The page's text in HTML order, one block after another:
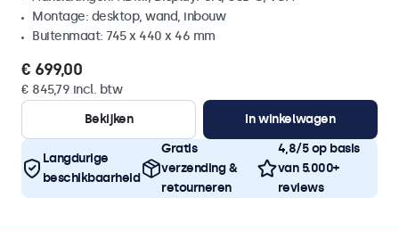
Montage: desktop, wand, inbouw
Buitenmaat: 745 x 440 x 46 mm
€ 699,00
€ 845,79 incl. btw
Bekijken
In winkelwagen
Langdurige
beschikbaarheid
Gratis
verzending &
retourneren
4,8/5 op basis
van 5.000+
reviews